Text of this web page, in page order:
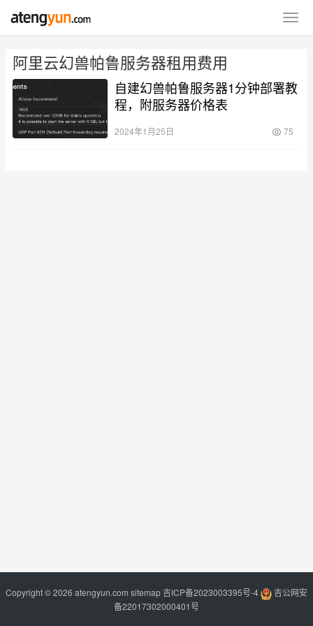
阿里云幻兽帕鲁服务器租用费用
自建幻兽帕鲁服务器1分钟部署教
程，附服务器价格表
2024年1月25日 75
Copyright © 2026 atengyun.com sitemap吉ICP备2023003395号-4
吉公网安
备22017302000401号